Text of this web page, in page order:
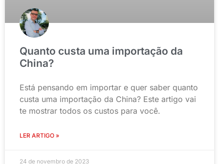
Quanto custa uma importação da
China?
Está pensando em importar e quer saber quanto
custa uma importação da China? Este artigo vai
te mostrar todos os custos para você.
LER ARTIGO »
24 de novembro de 2023